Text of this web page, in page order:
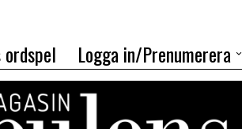
ordspel Logga in/Prenumerera